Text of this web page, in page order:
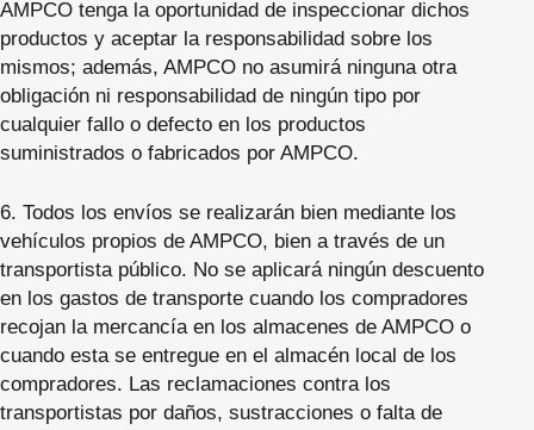
AMPCO tenga la oportunidad de inspeccionar dichos
productos y aceptar la responsabilidad sobre los
mismos; además, AMPCO no asumirá ninguna otra
obligación ni responsabilidad de ningún tipo por
cualquier fallo o defecto en los productos
suministrados o fabricados por AMPCO.
6. Todos los envíos se realizarán bien mediante los
vehículos propios de AMPCO, bien a través de un
transportista público. No se aplicará ningún descuento
en los gastos de transporte cuando los compradores
recojan la mercancía en los almacenes de AMPCO o
cuando esta se entregue en el almacén local de los
compradores. Las reclamaciones contra los
transportistas por daños, sustracciones o falta de